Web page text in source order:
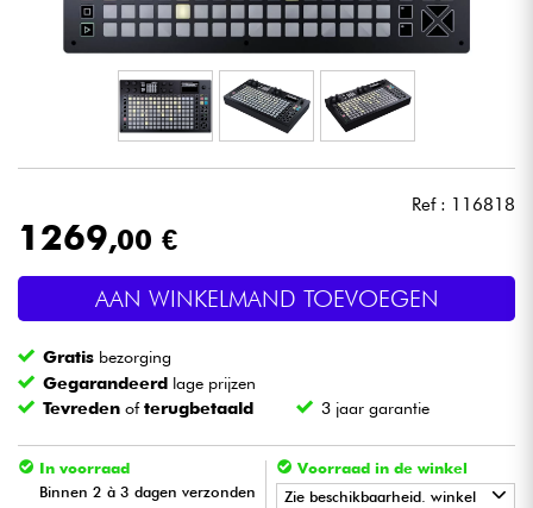
Hoofdtelefoon
Microfoon
Licht
Blaasinstrument
Viool & Quatuor
Ref : 116818
1269,00 €
AAN WINKELMAND TOEVOEGEN
Gratis bezorging
Gegarandeerd lage prijzen
Tevreden ofterugbetaald 3 jaar garantie
In voorraad
Binnen 2 à 3 dagen verzonden
Voorraad in de winkel
Zie beschikbaarheid. winkel